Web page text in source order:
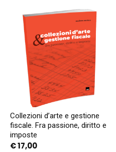
Collezioni d’arte e gestione
fiscale. Fra passione, diritto e
imposte
€17,00